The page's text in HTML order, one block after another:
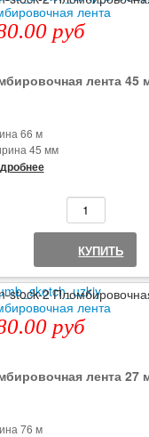
руб
лента 45
66 м
45 мм
отрезков 440 шт
оставляет след на
номерные
заказ от 1
КУПИТЬ
руб
лента 27
76 м